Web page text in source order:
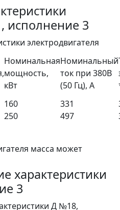
3
электродвигателя
Номинальная
мощность,
кВт
Номинальный
ток при 380В
(50 Гц), А
160 331
250 497
масса может
характеристики
3